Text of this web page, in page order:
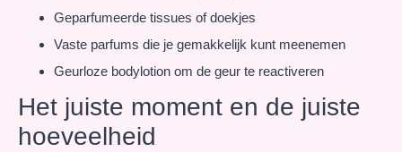
Geparfumeerde tissues of doekjes
Vaste parfums die je gemakkelijk kunt meenemen
Geurloze bodylotion om de geur te reactiveren
Het juiste moment en de juiste
hoeveelheid